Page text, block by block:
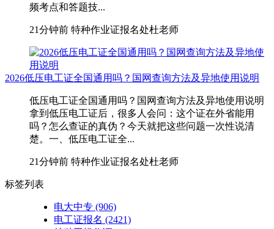
频考点和答题技...
21分钟前 特种作业证报名处杜老师
2026低压电工证全国通用吗？国网查询方法及异地使用说明
低压电工证全国通用吗？国网查询方法及异地使用说明
拿到低压电工证后，很多人会问：这个证在外省能用
吗？怎么查证的真伪？今天就把这些问题一次性说清
楚。一、低压电工证全...
21分钟前 特种作业证报名处杜老师
标签列表
电大中专 (906)
电工证报名 (2421)